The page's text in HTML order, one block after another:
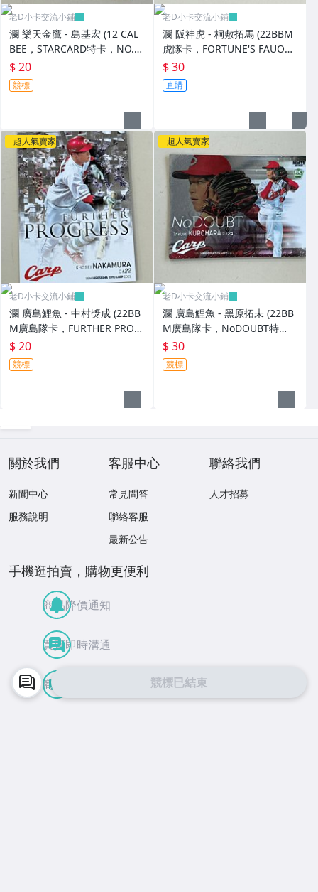
競標已結束
老D小卡交流小鋪
瀾 樂天金鷹 - 島基宏 (12 CAL
BEE，STARCARD特卡，NO.S-
34)
$ 20
競標
老D小卡交流小鋪
瀾 阪神虎 - 桐敷拓馬 (22BBM
虎隊卡，FORTUNE'S FAUORI
$ 30
直購
超人氣賣家
老D小卡交流小鋪
瀾 廣島鯉魚 - 中村獎成 (22BB
M廣島隊卡，FURTHER PROG
RESS特卡，NO.FP2)
$ 20
競標
超人氣賣家
老D小卡交流小鋪
瀾 廣島鯉魚 - 黑原拓未 (22BB
M廣島隊卡，NoDOUBT特
卡，NO.ND1) RC新人卡
$ 30
競標
關於我們
新聞中心
服務說明
客服中心
常見問答
聯絡客服
最新公告
聯絡我們
人才招募
手機逛拍賣，購物更便利
商品降價通知
買賣即時溝通
商品到貨動態